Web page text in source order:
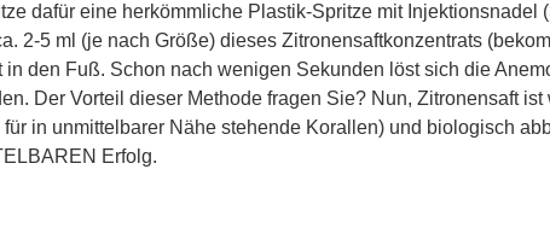
dafür eine herkömmliche Plastik-Spritze mit Injektionsnadel
2-5 ml (je nach Größe) dieses Zitronensaftkonzentrats
den Fuß. Schon nach wenigen Sekunden löst sich die
Der Vorteil dieser Methode fragen Sie? Nun, Zitronensaft ist
in unmittelbarer Nähe stehende Korallen) und biologisch
Erfolg.